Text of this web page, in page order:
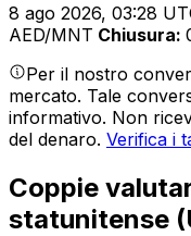
8 ago 2026, 03:28
AED/MNT Chiusura:
Per il nostro
mercato. Tale
informativo. Non
del denaro. Verifica i
Coppie
statunitense